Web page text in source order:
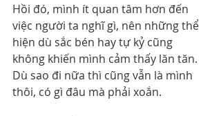
Hồi đó, mình ít quan tâm hơn đến
việc người ta nghĩ gì, nên những thể
hiện dù sắc bén hay tự kỷ cũng
không khiến mình cảm thấy lăn tăn.
Dù sao đi nữa thì cũng vẫn là mình
thôi, có gì đâu mà phải xoắn.